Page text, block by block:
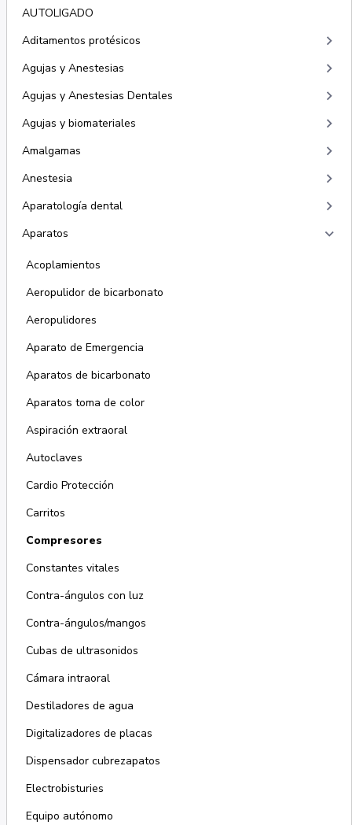
AUTOLIGADO
Aditamentos protésicos
keyboard_arrow_right
Agujas y Anestesias keyboard_arrow_right
Agujas y Anestesias Dentales keyboard_arrow_right
Agujas y biomateriales keyboard_arrow_right
Amalgamas keyboard_arrow_right
Anestesia keyboard_arrow_right
Aparatología dental keyboard_arrow_right
Aparatos keyboard_arrow_right
Acoplamientos
Aeropulidor de bicarbonato
Aeropulidores
Aparato de Emergencia
Aparatos de bicarbonato
Aparatos toma de color
Aspiración extraoral
Autoclaves
Cardio Protección
Carritos
Compresores
Constantes vitales
Contra-ángulos con luz
Contra-ángulos/mangos
Cubas de ultrasonidos
Cámara intraoral
Destiladores de agua
Digitalizadores de placas
Dispensador cubrezapatos
Electrobisturies
Equipo autónomo